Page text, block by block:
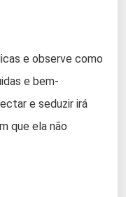
e observe como
e bem-
e seduzir irá
que ela não